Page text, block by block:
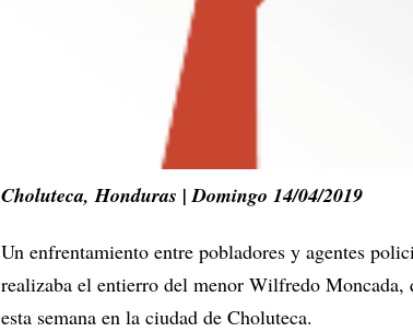
Choluteca, Honduras | Domingo 14/04/2019
Un enfrentamiento entre pobladores y agentes
realizaba el entierro del menor Wilfredo Moncada,
esta semana en la ciudad de Choluteca.